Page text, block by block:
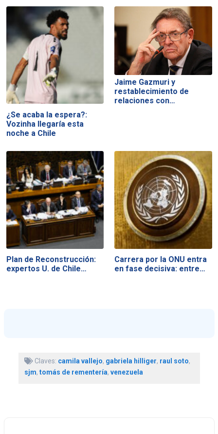
¿Se acaba la espera?:
Vozinha llegaría esta
noche a Chile
Jaime Gazmuri y
restablecimiento de
relaciones con…
Plan de Reconstrucción:
expertos U. de Chile…
Carrera por la ONU entra
en fase decisiva: entre…
Claves: camila vallejo, gabriela hilliger, raul soto,
sjm, tomás de rementería, venezuela